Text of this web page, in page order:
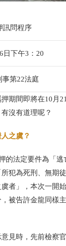
訊問程序
日下午3：20
第22法庭
期間即將在10月
沒有道理呢？
之虞？
的法定要件為「
犯為死刑、無期
者」，本次一開
被告許金龍同樣
見時，先前檢察